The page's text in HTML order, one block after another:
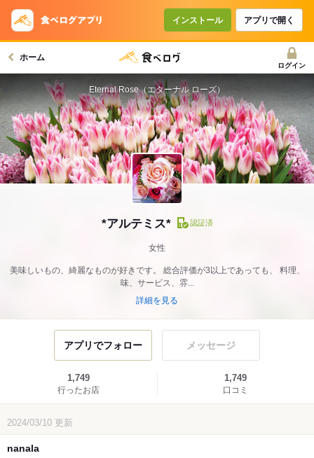
インストール アプリで開く
ホーム
ログイン
*アルテミス* 認証済
女性
美味しいもの、綺麗なものが好きです。 総合評価が3以上であっても、 料理、
味、サービス、雰...
詳細を見る
Eternal Rose（エターナル ローズ）
アプリでフォロー メッセージ
1,749
行ったお店
1,749
口コミ
2024/03/10 更新
nanala